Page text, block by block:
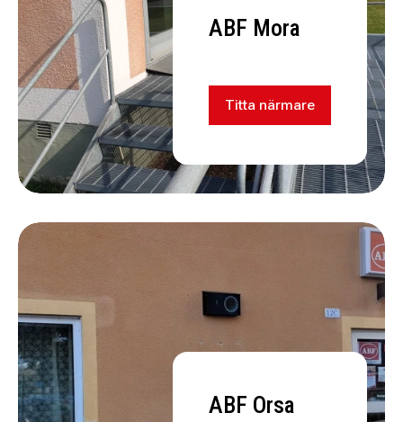
ABF Mora
Titta närmare
ABF Orsa